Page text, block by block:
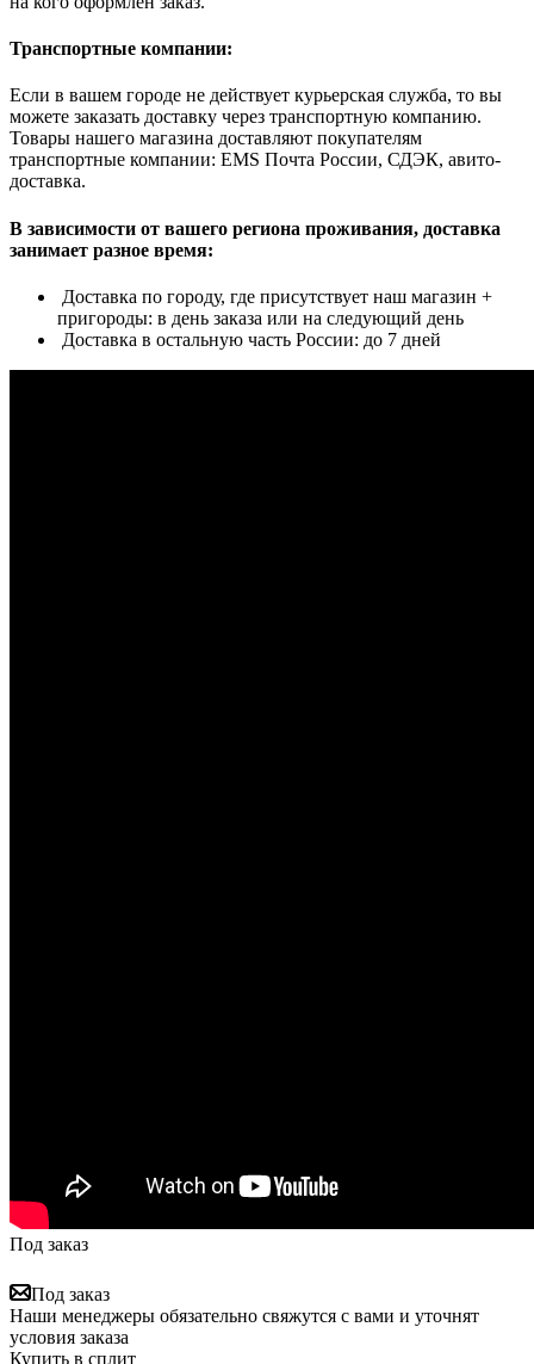
Транспортные компании:
Если в вашем городе не действует курьерская служба, то вы
можете заказать доставку через транспортную компанию.
Товары нашего магазина доставляют покупателям
транспортные компании: EMS Почта России, СДЭК, авито-
доставка.
В зависимости от вашего региона проживания, доставка
занимает разное время:
Доставка по городу, где присутствует наш магазин +
пригороды: в день заказа или на следующий день
Доставка в остальную часть России: до 7 дней
Под заказ
Под заказ
Наши менеджеры обязательно свяжутся с вами и уточнят
условия заказа
Купить в сплит